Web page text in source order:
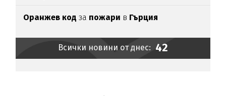
Оранжев код за пожари в Гърция
Всички новини от днес: 42